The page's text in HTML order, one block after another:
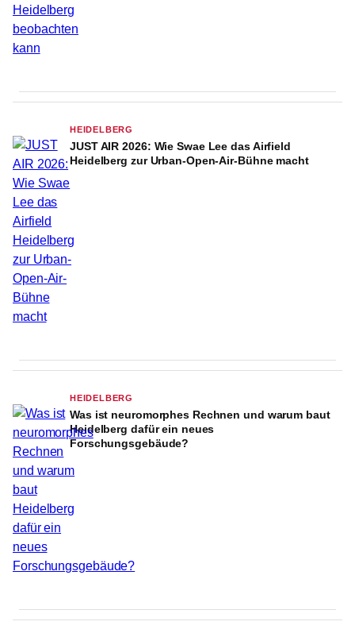
HEIDELBERG
JUST AIR 2026: Wie Swae Lee das Airfield
Heidelberg zur Urban-Open-Air-Bühne macht
HEIDELBERG
Was ist neuromorphes Rechnen und warum baut
Heidelberg dafür ein neues
Forschungsgebäude?